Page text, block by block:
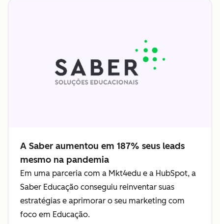
A Saber aumentou em 187% seus leads
mesmo na pandemia
Em uma parceria com a Mkt4edu e a HubSpot, a
Saber Educação conseguiu reinventar suas
estratégias e aprimorar o seu marketing com
foco em Educação.